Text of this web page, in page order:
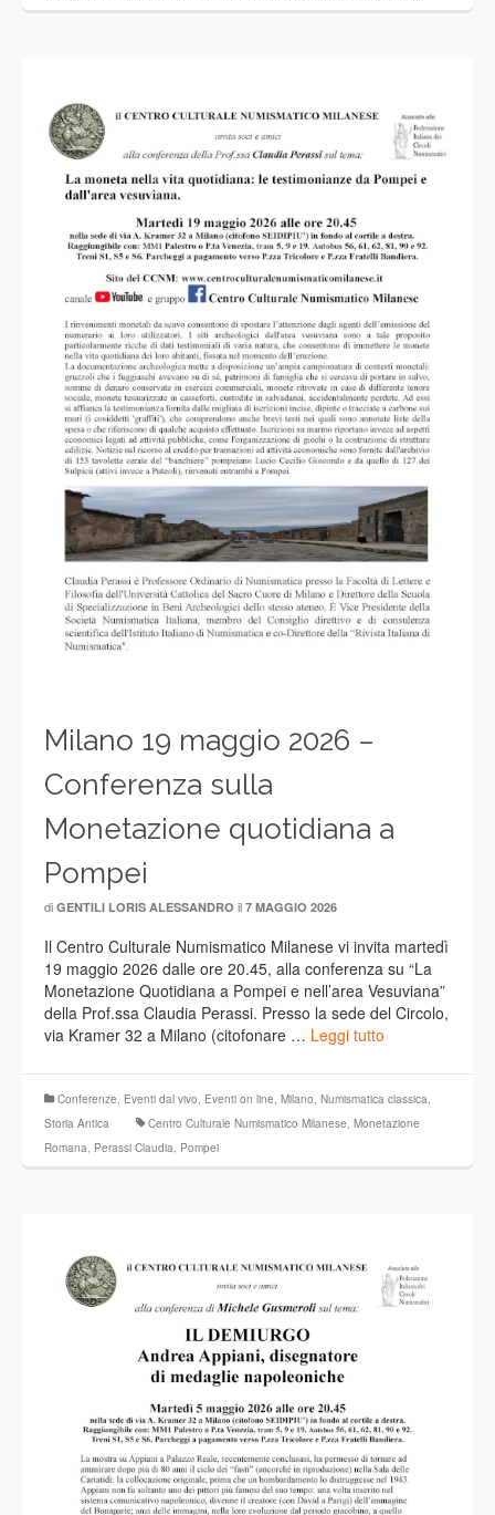
Milano 19 maggio 2026 –
Conferenza sulla
Monetazione quotidiana a
Pompei
di GENTILI LORIS ALESSANDRO il 7 MAGGIO 2026
Il Centro Culturale Numismatico Milanese vi invita martedì
19 maggio 2026 dalle ore 20.45, alla conferenza su “La
Monetazione Quotidiana a Pompei e nell’area Vesuviana”
della Prof.ssa Claudia Perassi. Presso la sede del Circolo,
via Kramer 32 a Milano (citofonare … Leggi tutto
Conferenze, Eventi dal vivo, Eventi on line, Milano, Numismatica classica,
Storia Antica
Centro Culturale Numismatico Milanese, Monetazione
Romana, Perassi Claudia, Pompei